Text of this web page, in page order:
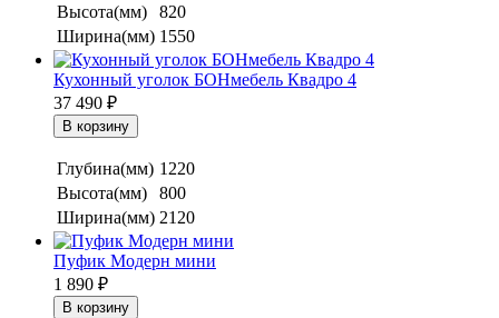
Высота(мм)
820
Ширина(мм) 1550
Кухонный уголок БОНмебель Квадро 4
37 490 ₽
Глубина(мм) 1220
Высота(мм)
800
Ширина(мм) 2120
Пуфик Модерн мини
1 890 ₽